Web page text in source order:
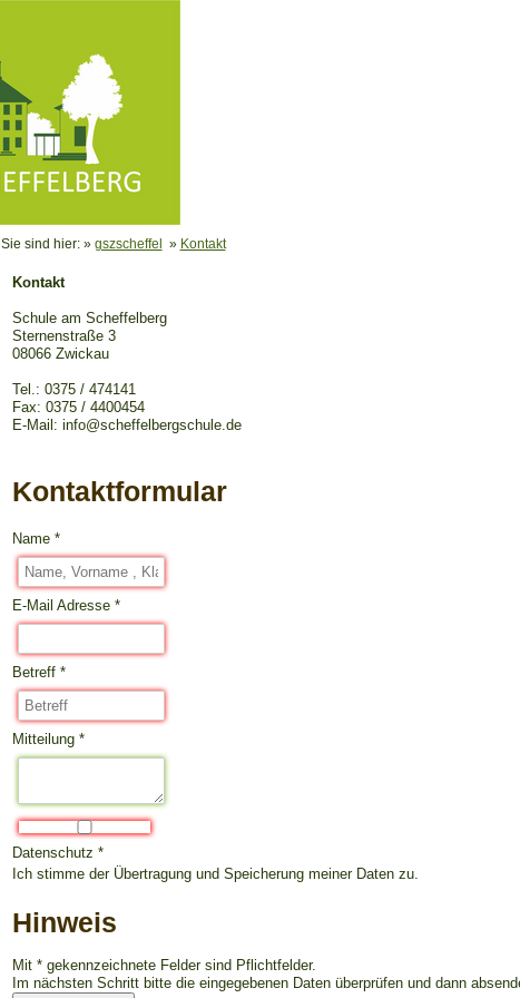
Sie sind hier: » gszscheffel » Kontakt
Kontakt
Schule am Scheffelberg
Sternenstraße 3
08066 Zwickau
Tel.: 0375 / 474141
Fax: 0375 / 4400454
E-Mail: info@scheffelbergschule.de
Kontaktformular
Name *
E-Mail Adresse *
Betreff *
Mitteilung *
Datenschutz *
Ich stimme der Übertragung und Speicherung meiner Daten zu.
Hinweis
Mit * gekennzeichnete Felder sind Pflichtfelder.
Im nächsten Schritt bitte die eingegebenen Daten überprüfen und dann